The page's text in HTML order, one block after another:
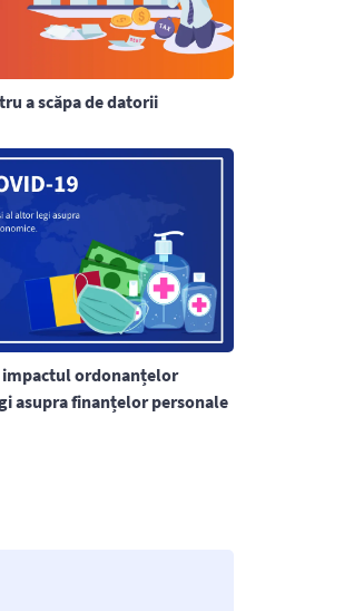
a scăpa de datorii
impactul ordonanțelor
asupra finanțelor personale